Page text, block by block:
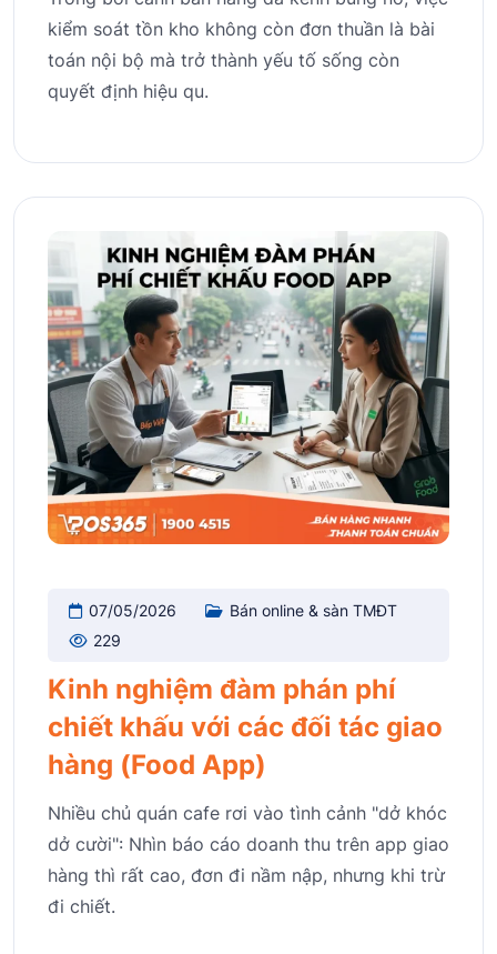
kiểm soát tồn kho không còn đơn thuần là bài
toán nội bộ mà trở thành yếu tố sống còn
quyết định hiệu qu.
07/05/2026
Bán online & sàn TMĐT
229
Kinh nghiệm đàm phán phí
chiết khấu với các đối tác giao
hàng (Food App)
Nhiều chủ quán cafe rơi vào tình cảnh "dở khóc
dở cười": Nhìn báo cáo doanh thu trên app giao
hàng thì rất cao, đơn đi nầm nập, nhưng khi trừ
đi chiết.